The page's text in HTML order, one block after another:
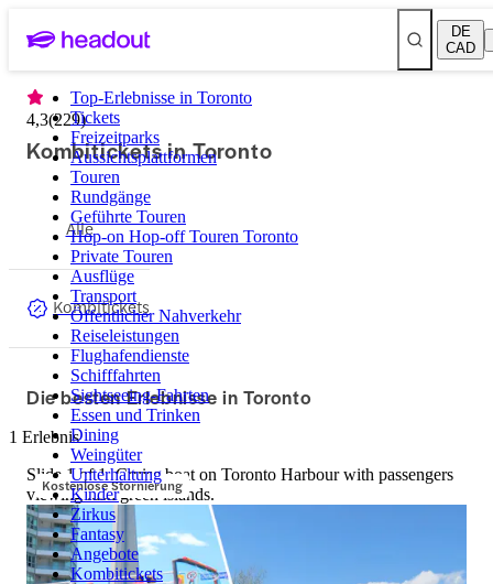
DE
CAD
Top-Erlebnisse in Toronto
Tickets
Freizeitparks
Aussichtsplattformen
Touren
Rundgänge
Geführte Touren
Hop-on Hop-off Touren Toronto
Private Touren
Ausflüge
Transport
Öffentlicher Nahverkehr
Reiseleistungen
Flughafendienste
Schifffahrten
Sightseeing-Fahrten
Essen und Trinken
Dining
Weingüter
Unterhaltung
Kinder
Zirkus
Fantasy
Angebote
Kombitickets
4,3(229)
Kombitickets in Toronto
Alle
Kombitickets
Die besten Erlebnisse in Toronto
1 Erlebnis
Kostenlose Stornierung
Slide 1 of 1, Cruise boat on Toronto Harbour with passengers
viewing lush green islands.